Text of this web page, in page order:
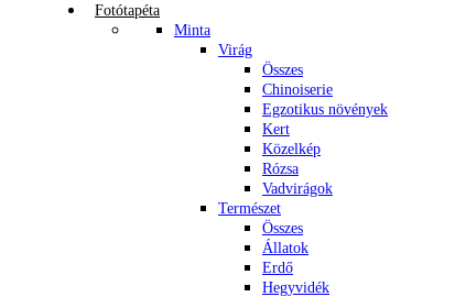
Fotótapéta
Minta
Virág
Összes
Chinoiserie
Egzotikus növények
Kert
Közelkép
Rózsa
Vadvirágok
Természet
Összes
Állatok
Erdő
Hegyvidék